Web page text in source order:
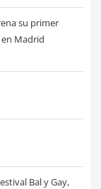
su primer
Madrid
Bal y Gay,